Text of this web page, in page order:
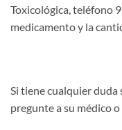
Toxicológica, teléfono
medicamento y la
Si tiene cualquier duda
pregunte a su médico